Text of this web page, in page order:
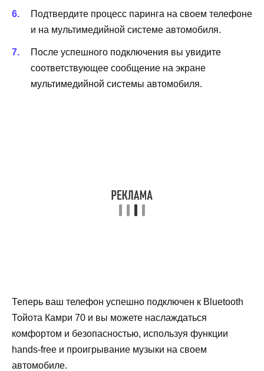
Подтвердите процесс паринга на своем телефоне
и на мультимедийной системе автомобиля.
После успешного подключения вы увидите
соответствующее сообщение на экране
мультимедийной системы автомобиля.
Теперь ваш телефон успешно подключен к Bluetooth
Тойота Камри 70 и вы можете наслаждаться
комфортом и безопасностью, используя функции
hands-free и проигрывание музыки на своем
автомобиле.